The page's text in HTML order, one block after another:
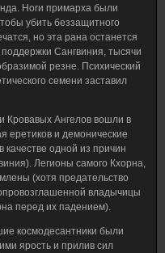
Ноги примарха были
убить беззащитного
но эта рана останется
Сангвиния, тысячи
резне. Психический
семени заставил
Кровавых Ангелов вошли в
еретиков и демонические
одной из причин
Легионы самого Кхорна,
(хотя предательство
владычицы
перед их падением).
космодесантники были
ярость и прилив сил